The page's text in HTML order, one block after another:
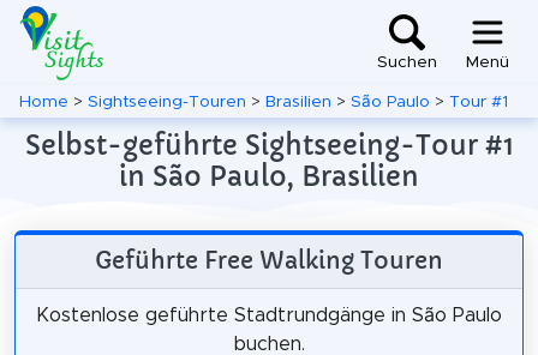
Suchen Menü
Home > Sightseeing-Touren > Brasilien > São Paulo > Tour #1
Selbst-geführte Sightseeing-Tour #1
in São Paulo, Brasilien
Geführte Free Walking Touren
Kostenlose geführte Stadtrundgänge in São Paulo
buchen.